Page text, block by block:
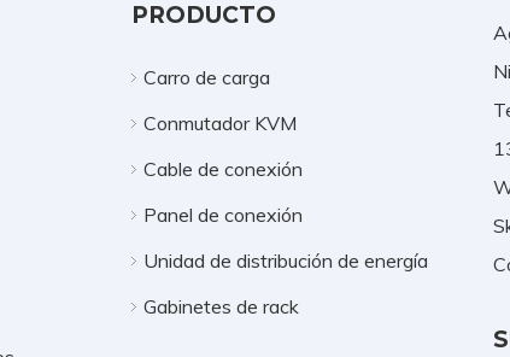
PRODUCTO
Carro de carga
Conmutador KVM
Cable de conexión
Panel de conexión
Unidad de distribución de energía
Gabinetes de rack